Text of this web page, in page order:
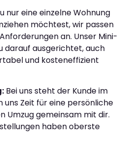
nur eine einzelne Wohnung
möchtest, wir passen
an. Unser Mini-
darauf ausgerichtet, auch
und kosteneffizient
Bei uns steht der Kunde im
Zeit für eine persönliche
Umzug gemeinsam mit dir.
haben oberste